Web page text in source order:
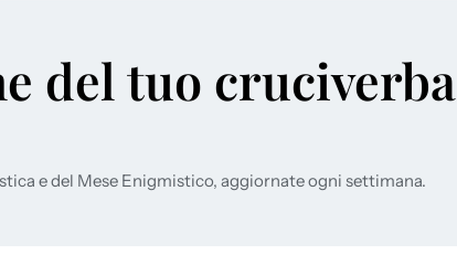
del tuo cruciverba
e del Mese Enigmistico, aggiornate ogni settimana.